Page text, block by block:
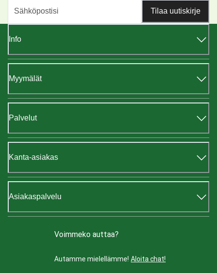
Tilaa uutiskirje
Info
Myymälät
Palvelut
Kanta-asiakas
Asiakaspalvelu
Voimmeko auttaa?
Autamme mielellämme! Aloita chat!